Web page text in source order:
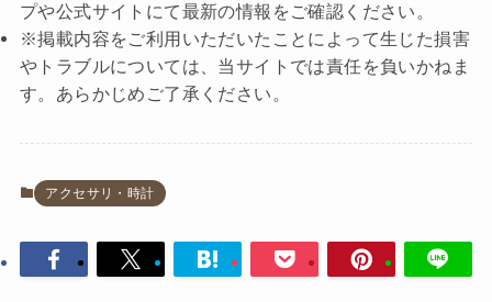
プや公式サイトにて最新の情報をご確認ください。
※掲載内容をご利用いただいたことによって生じた損害
やトラブルについては、当サイトでは責任を負いかねま
す。あらかじめご了承ください。
アクセサリ・時計